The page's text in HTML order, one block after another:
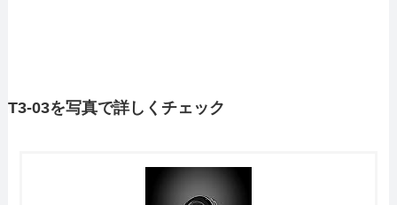
T3-03を写真で詳しくチェック